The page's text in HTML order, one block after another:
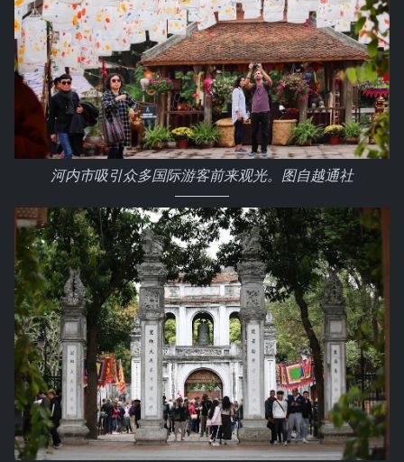
河内市吸引众多国际游客前来观光。图自越通社